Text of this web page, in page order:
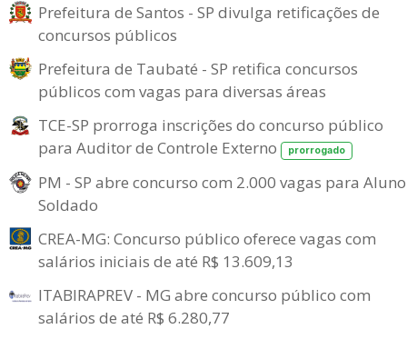
Prefeitura de Santos - SP divulga retificações de
concursos públicos
Prefeitura de Taubaté - SP retifica concursos
públicos com vagas para diversas áreas
TCE-SP prorroga inscrições do concurso público
para Auditor de Controle Externo
prorrogado
PM - SP abre concurso com 2.000 vagas para
Soldado
CREA-MG: Concurso público oferece vagas com
salários iniciais de até R$ 13.609,13
ITABIRAPREV - MG abre concurso público com
salários de até R$ 6.280,77